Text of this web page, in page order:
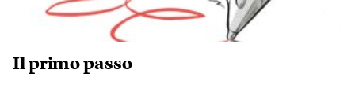
Il primo passo